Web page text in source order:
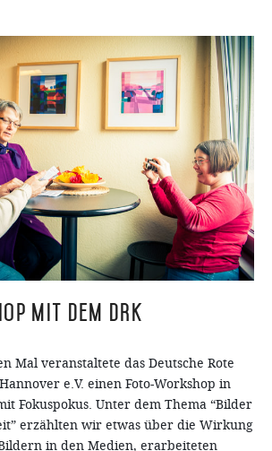
mit dem DRK
Mal veranstaltete das Deutsche Rote
e.V. einen Foto-Workshop in
Fokuspokus. Unter dem Thema “Bilder
erzählten wir etwas über die Wirkung
in den Medien, erarbeiteten